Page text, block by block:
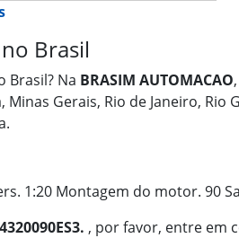
Brasil
Brasil? Na BRASIM AUTOMACAO
Minas Gerais, Rio de Janeiro,
1:20 Montagem do motor. 90
, por favor, entre em